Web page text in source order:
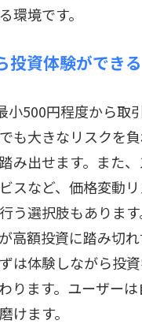
環境です。
投資体験ができる
小500円程度から取
も大きなリスクを
み出せます。また
スなど、価格変動
う選択肢もありま
高額投資に踏み切
は体験しながら投
ります。ユーザー
けます。